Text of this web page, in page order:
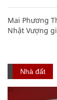
Mai Phương
Nhật Vượng
Nhà đất